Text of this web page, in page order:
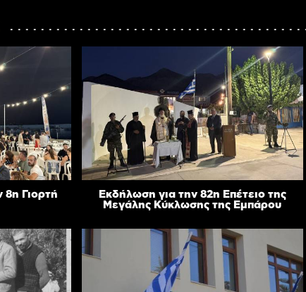
8η Γιορτή
Εκδήλωση για την 82η Επέτειο της
Μεγάλης Κύκλωσης της Εμπάρου